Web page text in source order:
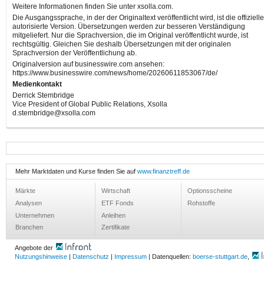
Weitere Informationen finden Sie unter xsolla.com.
Die Ausgangssprache, in der der Originaltext veröffentlicht wird, ist die
autorisierte Version. Übersetzungen werden zur besseren Verständigung
mitgeliefert. Nur die Sprachversion, die im Original veröffentlicht wurde, ist
rechtsgültig. Gleichen Sie deshalb Übersetzungen mit der originalen
Sprachversion der Veröffentlichung ab.
Originalversion auf businesswire.com ansehen:
https://www.businesswire.com/news/home/20260611853067/de/
Medienkontakt
Derrick Stembridge
Vice President of Global Public Relations, Xsolla
d.stembridge@xsolla.com
Mehr Marktdaten und Kurse finden Sie auf www.finanztreff.de
Märkte
Analysen
Unternehmen
Branchen
Wirtschaft
ETF Fonds
Anleihen
Zertifikate
Optionsscheine
Rohstoffe
Angebote der
Nutzungshinweise | Datenschutz | Impressum | Datenquellen: boerse-stuttgart.de